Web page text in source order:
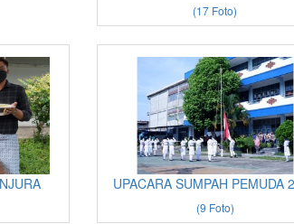
UPACARA SUMPAH PEMUDA
(9 Foto)